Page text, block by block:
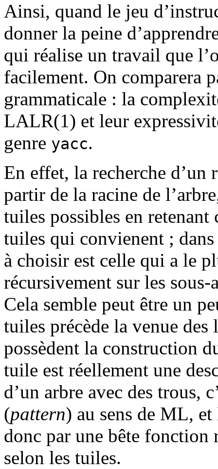
Ainsi, quand le jeu
donner la peine
qui réalise un travail que
facilement. On comparera
grammaticale : la
LALR(1) et leur
genre yacc.
En effet, la recherche
partir de la racine de
tuiles possibles en
tuiles qui convienent ;
à choisir est celle qui a le
récursivement sur les
Cela semble peut être un
tuiles précède la venue
possèdent la construction
tuile est réellement une
d’un arbre avec des trous,
(pattern) au sens de ML,
donc par une bête
selon les tuiles.